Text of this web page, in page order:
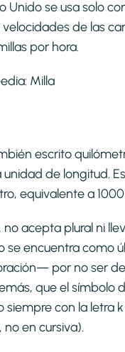
Unido se usa solo
de las
por hora.
Milla
escrito
unidad de longitud.
equivalente a
no acepta plural ni
se encuentra como
por no ser
que el símbolo
siempre con la letra
en cursiva).